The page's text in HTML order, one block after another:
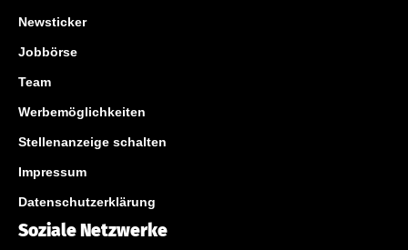
Newsticker
Jobbörse
Team
Werbemöglichkeiten
Stellenanzeige schalten
Impressum
Datenschutzerklärung
Soziale Netzwerke